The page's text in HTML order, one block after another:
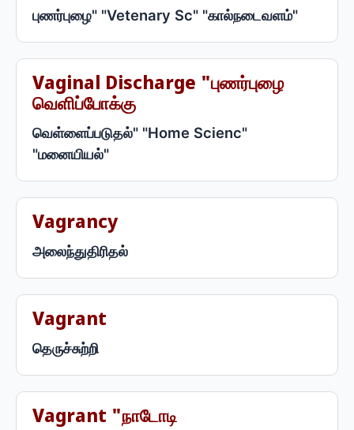
புணர்புழை" "Vetenary Sc" "கால்நடைவளம்"
Vaginal Discharge "புணர்புழை
வெளிப்போக்கு
வெள்ளைப்படுதல்" "Home Scienc"
"மனையியல்"
Vagrancy
அலைந்துதிரிதல்
Vagrant
தெருச்சுற்றி
Vagrant "நாடோடி